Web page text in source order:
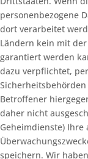
personenbezogene
dort verarbeitet
Ländern kein mit
garantiert werden
dazu verpflichtet,
Betroffener
daher nicht
Geheimdienste) Ihre
speichern. Wir